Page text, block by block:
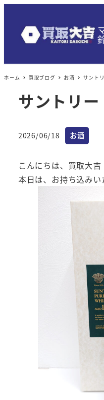
ン
テ
ホーム 買取ブログ お酒 サント
サントリ
投稿日
2026/06/18 カテゴリー
お酒
こんにちは、買取大吉
本日は、お持ち込み